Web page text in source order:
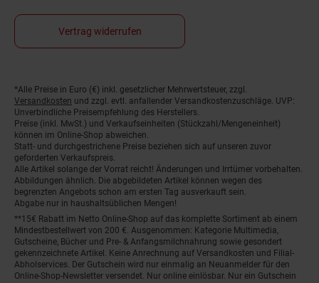
Vertrag widerrufen
Fußnoten
*Alle Preise in Euro (€) inkl. gesetzlicher Mehrwertsteuer, zzgl.
Versandkosten und zzgl. evtl. anfallender Versandkostenzuschläge. UVP:
Unverbindliche Preisempfehlung des Herstellers.
Preise (inkl. MwSt.) und Verkaufseinheiten (Stückzahl/Mengeneinheit)
können im Online-Shop abweichen.
Statt- und durchgestrichene Preise beziehen sich auf unseren zuvor
geforderten Verkaufspreis.
Alle Artikel solange der Vorrat reicht! Änderungen und Irrtümer vorbehalten.
Abbildungen ähnlich. Die abgebildeten Artikel können wegen des
begrenzten Angebots schon am ersten Tag ausverkauft sein.
Abgabe nur in haushaltsüblichen Mengen!
**15€ Rabatt im Netto Online-Shop auf das komplette Sortiment ab einem
Mindestbestellwert von 200 €. Ausgenommen: Kategorie Multimedia,
Gutscheine, Bücher und Pre- & Anfangsmilchnahrung sowie gesondert
gekennzeichnete Artikel. Keine Anrechnung auf Versandkosten und Filial-
Abholservices. Der Gutschein wird nur einmalig an Neuanmelder für den
Online-Shop-Newsletter versendet. Nur online einlösbar. Nur ein Gutschein